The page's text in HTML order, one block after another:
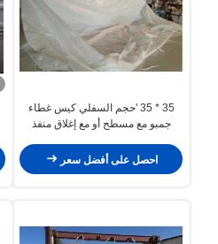
35 * 35 'حجم السفلي كيس غطاء
جمبو مع مسطح أو مع إغلاق منفذ
احصل على أفضل سعر